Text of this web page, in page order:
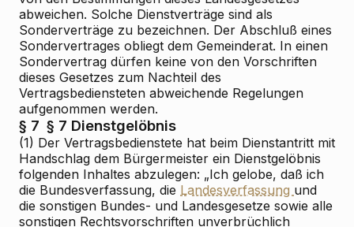
abweichen. Solche Dienstverträge sind als
Sonderverträge zu bezeichnen. Der Abschluß eines
Sondervertrages obliegt dem Gemeinderat. In einen
Sondervertrag dürfen keine von den Vorschriften
dieses Gesetzes zum Nachteil des
Vertragsbediensteten abweichende Regelungen
aufgenommen werden.
§ 7 § 7 Dienstgelöbnis
(1) Der Vertragsbedienstete hat beim Dienstantritt mit
Handschlag dem Bürgermeister ein Dienstgelöbnis
folgenden Inhaltes abzulegen: „Ich gelobe, daß ich
die Bundesverfassung, die Landesverfassung und
die sonstigen Bundes- und Landesgesetze sowie alle
sonstigen Rechtsvorschriften unverbrüchlich